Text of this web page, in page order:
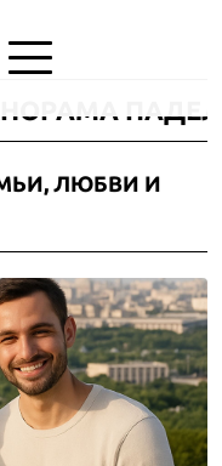
ПАДЕЛ
ЛЮБВИ И